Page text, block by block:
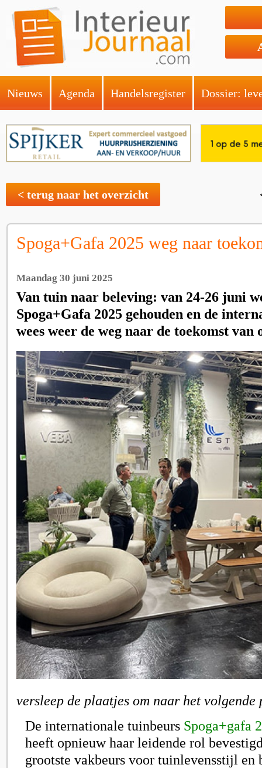
Nieuws Agenda Handelsregister Dossier:
< terug naar het overzicht
Spoga+Gafa 2025 weg naar
Maandag 30 juni 2025
Van tuin naar beleving: van 24-26 juni
Spoga+Gafa 2025 gehouden en de
wees weer de weg naar de toekomst
versleep de plaatjes om naar het
De internationale tuinbeurs Spoga+gafa
heeft opnieuw haar leidende rol
grootste vakbeurs voor tuinlevensstijl en